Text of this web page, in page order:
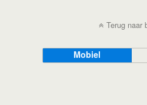
Terug naar
Mobiel